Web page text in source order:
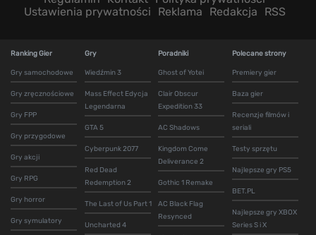
Ustawienia prywatności
Reklama Redakcja RSS
Ranking Gier
Gry samochodowe
Gry zręcznościowe
Gry FPP
Gry przygodowe
Gry akcji
Gry RPG
Gry horror
Gry symulatory
Gry
Wiedźmin 3
Mass Effect Edycja
Legendarna
GTA 5
Cyberpunk 2077
Red Dead
Redemption 2
The Last of Us Part 1
Uncharted 4
Poradniki
Ghost of Yotei
Clair Obscur
Expedition 33
AC Shadows
Kingdom Come
Deliverance 2
Gothic 1 Remake
AC Black Flag
Resynced
Polecane strony
Premiery gier
Baza gier
Recenzje filmów i
seriali
Testy sprzętu
Najlepsze gry PS5
BET.PL
Najlepsze gry XBOX
Series S i X